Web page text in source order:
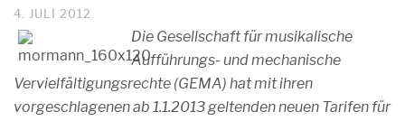
4. JULI 2012
Die Gesellschaft für musikalische
Aufführungs- und mechanische
Vervielfältigungsrechte (GEMA) hat mit ihren
vorgeschlagenen ab 1.1.2013 geltenden neuen Tarifen für